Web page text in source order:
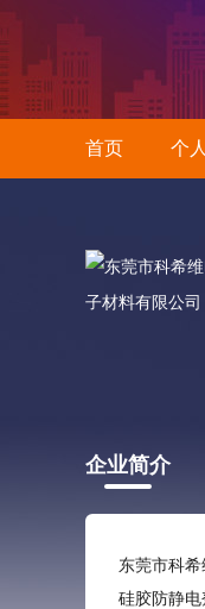
首页 个
企业简介
东莞市科
硅胶防静